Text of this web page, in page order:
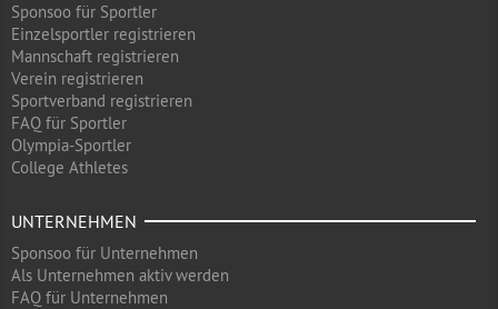
Sponsoo für Sportler
Einzelsportler registrieren
Mannschaft registrieren
Verein registrieren
Sportverband registrieren
FAQ für Sportler
Olympia-Sportler
College Athletes
UNTERNEHMEN
Sponsoo für Unternehmen
Als Unternehmen aktiv werden
FAQ für Unternehmen